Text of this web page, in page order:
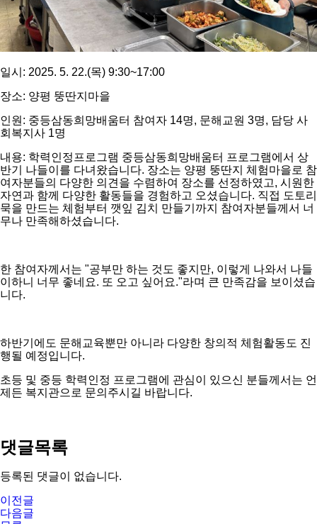
일시: 2025. 5. 22.(목) 9:30~17:00
장소: 양평 뚱딴지마을
인원: 중등삼동희망배움터 참여자 14명, 문해교원 3명, 담당 사
회복지사 1명
내용: 학력인정프로그램 중등삼동희망배움터 프로그램에서 상
반기 나들이를 다녀왔습니다. 장소는 양평 뚱딴지 체험마을로 참
여자분들의 다양한 의견을 수렴하여 장소를 선정하였고, 시원한
자연과 함께 다양한 활동들을 경험하고 오셨습니다. 직접 도토리
묵을 만드는 체험부터 깻잎 김치 만들기까지 참여자분들께서 너
무나 만족해하셨습니다.
한 참여자께서는 "공부만 하는 것도 좋지만, 이렇게 나와서 나들
이하니 너무 좋네요. 또 오고 싶어요."라며 큰 만족감을 보이셨습
니다.
하반기에도 문해교육뿐만 아니라 다양한 창의적 체험활동도 진
행될 예정입니다.
초등 및 중등 학력인정 프로그램에 관심이 있으신 분들께서는 언
제든 복지관으로 문의주시길 바랍니다.
댓글목록
등록된 댓글이 없습니다.
이전글
다음글